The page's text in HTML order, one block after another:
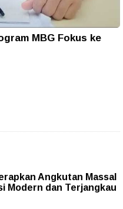
MBG Fokus ke
Angkutan Massal
Modern dan Terjangkau